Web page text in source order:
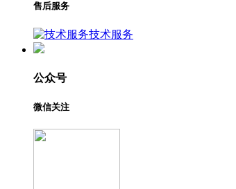
售后服务
技术服务
公众号
微信关注